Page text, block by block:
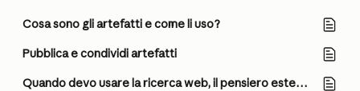
Cosa sono gli artefatti e come li uso?
Pubblica e condividi artefatti
Quando devo usare la ricerca web, il pensiero esteso e la ricerca?